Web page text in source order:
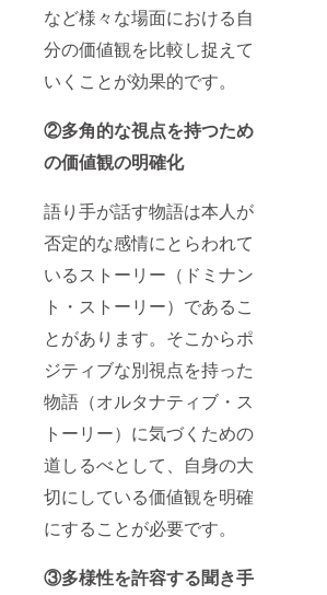
など様々な場面における自
分の価値観を比較し捉えて
いくことが効果的です。
②多角的な視点を持つため
の価値観の明確化
語り手が話す物語は本人が
否定的な感情にとらわれて
いるストーリー（ドミナン
ト・ストーリー）であるこ
とがあります。そこからポ
ジティブな別視点を持った
物語（オルタナティブ・ス
トーリー）に気づくための
道しるべとして、自身の大
切にしている価値観を明確
にすることが必要です。
③多様性を許容する聞き手